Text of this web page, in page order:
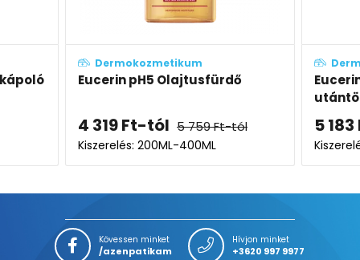
Dermokozmetikum
Eucerin pH5 Olajtusfürdő öko-
5 183 Ft 6 911Ft
Kiszerelés: 400ML
Kövessen minket
/azenpatikam
Hívjon minket
+3620 997 9977